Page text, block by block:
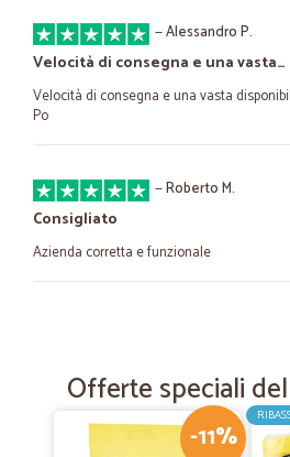
—Alessandro P.
Velocità di consegna e una vasta…
Velocità di consegna e una vasta
Po
—Roberto M.
Consigliato
Azienda corretta e funzionale
mi trovo molto bene puntuali alimenti
l'unicoappunto mancano i congelati
Offerte speciali
-11%